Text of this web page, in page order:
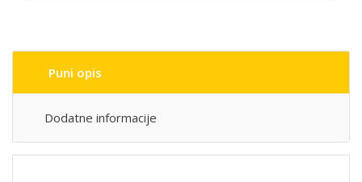
Puni opis
Dodatne informacije